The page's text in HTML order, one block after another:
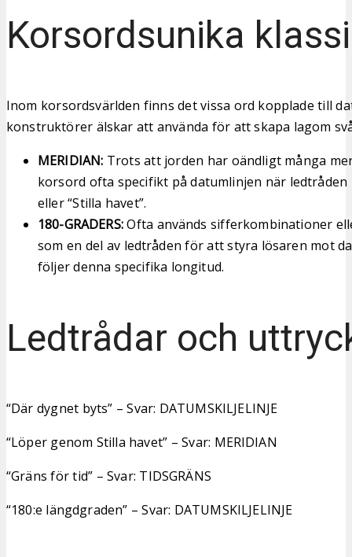
Korsordsunika
Inom korsordsvärlden finns det vissa ord kopplade till
konstruktörer älskar att använda för att skapa lagom
MERIDIAN: Trots att jorden har oändligt många
korsord ofta specifikt på datumlinjen när ledtråden
eller “Stilla havet”.
180-GRADERS:Ofta används sifferkombinationer
som en del av ledtråden för att styra lösaren mot
följer denna specifika longitud.
Ledtrådar och
“Där dygnet byts” – Svar: DATUMSKILJELINJE
“Löper genom Stilla havet” – Svar: MERIDIAN
“Gräns för tid” – Svar: TIDSGRÄNS
“180:e längdgraden” – Svar: DATUMSKILJELINJE